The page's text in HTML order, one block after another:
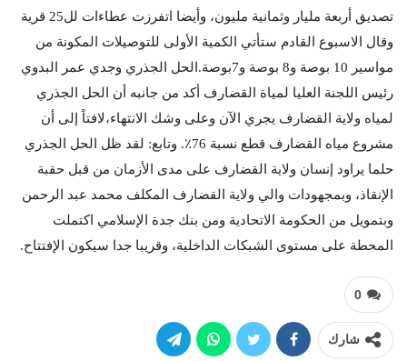
تصديق أربعة مليار وثمانية مليون، وأيضا اتفرزت عطاءات لل25 قرية
وقال الاسبوع القادم ستأتي الكمية الأولى للتوصيلات المكونة من
مواسير 10 بوصة و8 بوصة و7بوصة.الحل الجذري وجدي عمر البدوي
رئيس اللجنة العليا لمياة القضارف أكد من جانبه أن الحل الجذري
لمياه ولاية القضارف يجري الآن وعلى وشك الانتهاء،لافتاً إلى أن
مشروع مياه القضارف قطع نسبة 76٪. وتابع: لقد ظل الحل الجذري
حلما يراود إنسان ولاية القضارف على مدى الأزمان من قبل حقبة
الإنقاذ، وبمجهودات والي ولاية القضارف المكلف محمد عبد الرحمن
وبتمويل من الحكومة الاتحادية ومن بنك جدة الإسلامي اكتملت
المحطة على مستوى الشبكات الداخلية، وقريبا جدا سيكون الإفتتاح.
0
شارك